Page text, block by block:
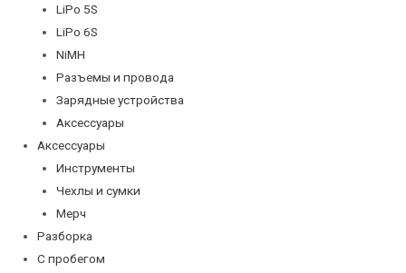
LiPo 5S
LiPo 6S
NiMH
Разъемы и провода
Зарядные устройства
Аксессуары
Аксессуары
Инструменты
Чехлы и сумки
Мерч
Разборка
С пробегом